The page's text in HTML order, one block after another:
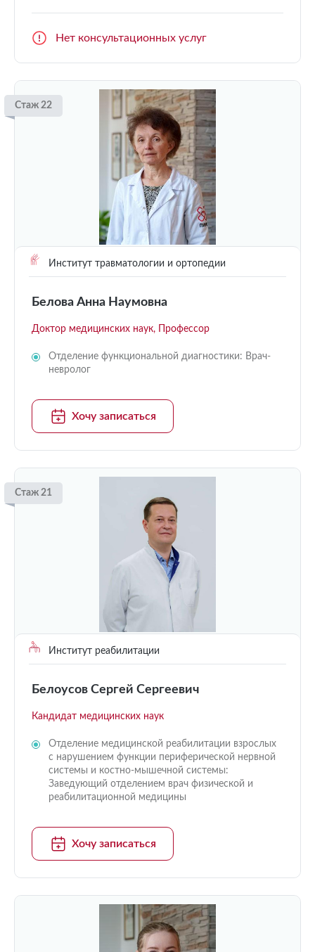
Нет консультационных услуг
Стаж 22
Институт травматологии и ортопедии
Белова Анна Наумовна
Доктор медицинских наук, Профессор
Отделение функциональной диагностики: Врач-
невролог
Хочу записаться
Стаж 21
Институт реабилитации
Белоусов Сергей Сергеевич
Кандидат медицинских наук
Отделение медицинской реабилитации взрослых
с нарушением функции периферической нервной
системы и костно-мышечной системы:
Заведующий отделением врач физической и
реабилитационной медицины
Хочу записаться